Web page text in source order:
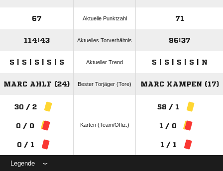
67 Aktuelle Punktzahl 71
114:43 Aktuelles Torverhältnis 96:37
S | S | S | S | S Aktueller Trend S | S | S | S | N
MARC AHLF (24) Bester Torjäger (Tore) MARC KAMPEN (17)
30 / 2
0 / 0
0 / 1
Karten (Team/Offiz.)
58 / 1
1 / 0
1 / 1
Legende